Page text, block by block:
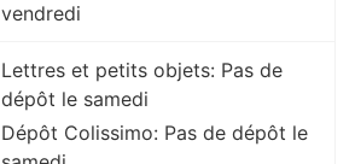
vendredi
Lettres et petits objets: Pas de
dépôt le samedi
Dépôt Colissimo: Pas de dépôt le